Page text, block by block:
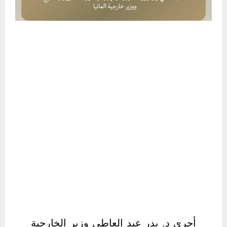
أجرى د. بدر عبد العاطي وزير الخارجية